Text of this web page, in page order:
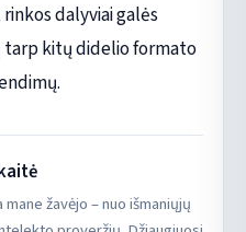
dalyviai galės
kitų didelio formato
žavėjo – nuo išmaniųjų